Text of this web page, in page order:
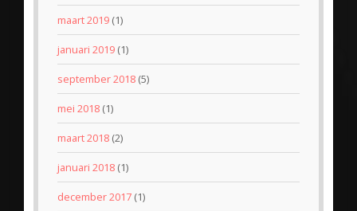
maart 2019 (1)
januari 2019 (1)
september 2018 (5)
mei 2018 (1)
maart 2018 (2)
januari 2018 (1)
december 2017 (1)